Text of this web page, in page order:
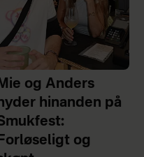
og Anders
hinanden på
og